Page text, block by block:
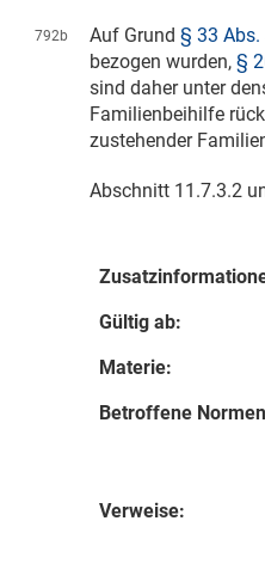
792b Auf Grund § 33 Abs.
bezogen wurden, §
sind daher unter
Familienbeihilfe
zustehender
Abschnitt 11.7.3.2
Gültig ab:
Materie:
Betroffene
Verweise: